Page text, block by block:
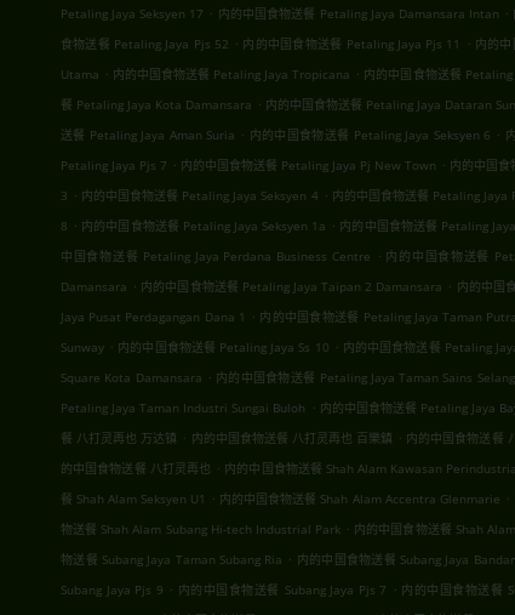
Petaling Jaya Seksyen 17 . 内的中国食物送餐 Petaling Jaya Damansara Intan .
食物送餐 Petaling Jaya Pjs 52 . 内的中国食物送餐 Petaling Jaya Pjs 11 . 内的
Utama . 内的中国食物送餐 Petaling Jaya Tropicana . 内的中国食物送餐
餐 Petaling Jaya Kota Damansara . 内的中国食物送餐 Petaling Jaya Dataran
送餐 Petaling Jaya Aman Suria . 内的中国食物送餐 Petaling Jaya Seksyen 6 .
Petaling Jaya Pjs 7 . 内的中国食物送餐 Petaling Jaya Pj New Town . 内的中国
3 . 内的中国食物送餐 Petaling Jaya Seksyen 4 . 内的中国食物送餐 Petaling Jaya
8 . 内的中国食物送餐 Petaling Jaya Seksyen 1a . 内的中国食物送餐 Petaling
中国食物送餐 Petaling Jaya Perdana Business Centre . 内的中国食物送餐
Damansara . 内的中国食物送餐 Petaling Jaya Taipan 2 Damansara . 内的中国
Jaya Pusat Perdagangan Dana 1
. 内的中国食物送餐 Petaling Jaya Taman
Sunway . 内的中国食物送餐 Petaling Jaya Ss 10 . 内的中国食物送餐 Petaling
Square Kota Damansara . 内的中国食物送餐 Petaling Jaya Taman Sains
Petaling Jaya Taman Industri Sungai Buloh . 内的中国食物送餐 Petaling Jaya
餐 八打灵再也 万达镇 . 内的中国食物送餐 八打灵再也 百樂鎮 . 内的中国食物送餐
的中国食物送餐 八打灵再也 . 内的中国食物送餐 Shah Alam Kawasan
餐 Shah Alam Seksyen U1
. 内的中国食物送餐 Shah Alam Accentra Glenmarie .
物送餐 Shah Alam Subang Hi-tech Industrial Park . 内的中国食物送餐 Shah Alam
物送餐 Subang Jaya Taman Subang Ria . 内的中国食物送餐 Subang Jaya
Subang Jaya Pjs 9 . 内的中国食物送餐 Subang Jaya Pjs 7 . 内的中国食物送餐